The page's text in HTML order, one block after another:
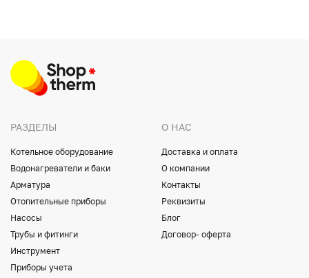
РАЗДЕЛЫ
Котельное оборудование
Водонагреватели и баки
Арматура
Отопительные приборы
Насосы
Трубы и фитинги
Инструмент
Приборы учета
О НАС
Доставка и оплата
О компании
Контакты
Реквизиты
Блог
Договор- оферта